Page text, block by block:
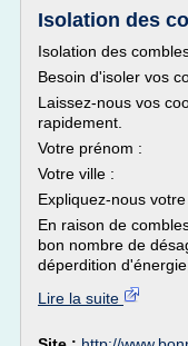
Isolation des
Isolation des
Besoin d'isoler vos
Laissez-nous vos
rapidement.
Votre prénom :
Votre ville :
Expliquez-nous
En raison de
bon nombre de
déperdition
Lire la suite